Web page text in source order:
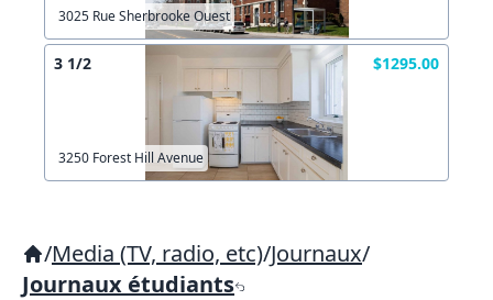
3025 Rue Sherbrooke Ouest
3 1/2 $1295.00
3250 Forest Hill Avenue
/Media (TV, radio, etc)/Journaux/
Journaux étudiants